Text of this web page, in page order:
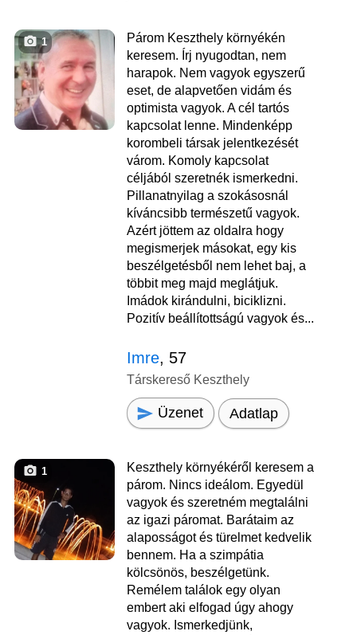
1
Párom Keszthely környékén
keresem. Írj nyugodtan, nem
harapok. Nem vagyok egyszerű
eset, de alapvetően vidám és
optimista vagyok. A cél tartós
kapcsolat lenne. Mindenképp
korombeli társak jelentkezését
várom. Komoly kapcsolat
céljából szeretnék ismerkedni.
Pillanatnyilag a szokásosnál
kíváncsibb természetű vagyok.
Azért jöttem az oldalra hogy
megismerjek másokat, egy kis
beszélgetésből nem lehet baj, a
többit meg majd meglátjuk.
Imádok kirándulni, biciklizni.
Pozitív beállítottságú vagyok és...
Imre, 57
Társkereső Keszthely
Üzenet Adatlap
1
Keszthely környékéről keresem a
párom. Nincs ideálom. Egyedül
vagyok és szeretném megtalálni
az igazi páromat. Barátaim az
alaposságot és türelmet kedvelik
bennem. Ha a szimpátia
kölcsönös, beszélgetünk.
Remélem találok egy olyan
embert aki elfogad úgy ahogy
vagyok. Ismerkedjünk,